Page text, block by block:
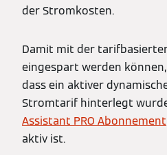
der Stromkosten.
Damit mit der
eingespart werden
dass ein aktiver
Stromtarif hinterlegt
Assistant PRO Abonnement
aktiv ist.